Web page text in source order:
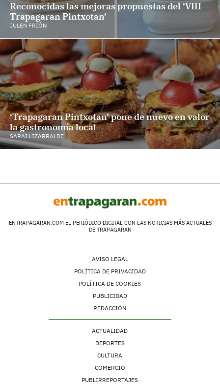
Reconocidas las mejoras propuestas del ‘VIII
Trapagaran Pintxotan’
JULEN FRIÓN
‘Trapagaran Pintxotan’ pone de nuevo en valor
la gastronomía local
SARAI LIZARRALDE
ENTRAPAGARAN.COM EL PERIÓDICO DIGITAL CON LAS NOTICIAS MÁS ACTUALES
DE TRAPAGARAN
AVISO LEGAL
POLÍTICA DE PRIVACIDAD
POLÍTICA DE COOKIES
PUBLICIDAD
REDACCIÓN
ACTUALIDAD
DEPORTES
CULTURA
COMERCIO
PUBLIRREPORTAJES